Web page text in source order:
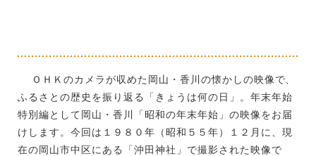
ＯＨＫのカメラが収めた岡山・香川の懐かしの映像で、
ふるさとの歴史を振り返る「きょうは何の日」。年末年始
特別編として岡山・香川「昭和の年末年始」の映像をお届
けします。今回は１９８０年（昭和５５年）１２月に、現
在の岡山市中区にある「沖田神社」で撮影された映像で